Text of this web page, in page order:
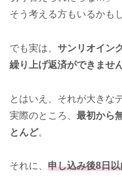
そう考える方もいるかも
でも実は、 サンリオイン
繰り上げ返済ができません
とはいえ、それが大きな
実際のところ、 最初から
とんど。
それに、 申し込み後8日